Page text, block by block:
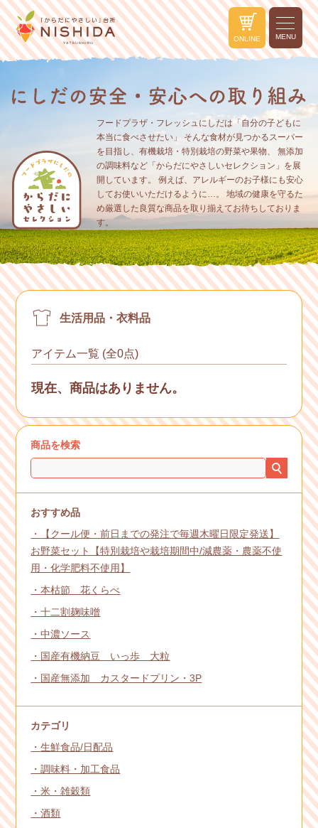
ONLINE MENU
フードプラザ・フレッシュにしだは「自分の子どもに
本当に食べさせたい」
そんな食材が見つかるスーパー
を目指し、有機栽培・特別栽培の野菜や果物、
無添加
の調味料など「からだにやさしいセレクション」を展
開しています。
例えば、アレルギーのお子様にも安心
してお使いいただけるように…。
地域の健康を守るた
め厳選した良質な商品を取り揃えてお待ちしておりま
す。
生活用品・衣料品
アイテム一覧 (全0点)
現在、商品はありません。
商品を検索
おすすめ品
【クール便・前日までの発注で毎週木曜日限定発送】
お野菜セット【特別栽培や栽培期間中/減農薬・農薬不使
用・化学肥料不使用】
本枯節 花くらべ
十二割麹味噌
中濃ソース
国産有機納豆 いっ歩 大粒
国産無添加 カスタードプリン・3P
カテゴリ
生鮮食品/日配品
調味料・加工食品
米・雑穀類
酒類